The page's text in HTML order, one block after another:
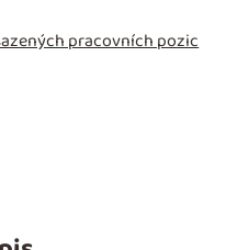
pracovních pozic